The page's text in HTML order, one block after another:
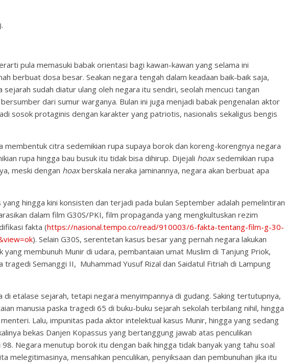
pula memasuki babak orientasi bagi kawan-kawan yang selama ini
berbuat dosa besar. Seakan negara tengah dalam keadaan baik-baik saja,
sejarah sudah diatur ulang oleh negara itu sendiri, seolah mencuci tangan
dari sumur warganya. Bulan ini juga menjadi babak pengenalan aktor
sosok protaginis dengan karakter yang patriotis, nasionalis sekaligus bengis
membentuk citra sedemikian rupa supaya borok dan koreng-korengnya negara
rupa hingga bau busuk itu tidak bisa dihirup. Dijejali hoaxsedemikian rupa
meski dengan hoaxberskala neraka jaminannya, negara akan berbuat apa
hingga kini konsisten dan terjadi pada bulan September adalah pemelintiran
dalam film G30S/PKI, film propaganda yang mengkultuskan rezim
fakta (https://nasional.tempo.co/read/910003/6-fakta-tentang-film-g-30-
). Selain G30S, serentetan kasus besar yang pernah negara lakukan
yang membunuh Munir di udara, pembantaian umat Muslim di Tanjung Priok,
tragedi Semanggi II, Muhammad Yusuf Rizal dan Saidatul Fitriah di Lampung
di etalase sejarah, tetapi negara menyimpannya di gudang. Saking tertutupnya,
manusia paska tragedi 65 di buku-buku sejarah sekolah terbilang nihil, hingga
Lalu, impunitas pada aktor intelektual kasus Munir, hingga yang sedang
bekas Danjen Kopassus yang bertanggung jawab atas penculikan
Negara menutup borok itu dengan baik hingga tidak banyak yang tahu soal
melegitimasinya, mensahkan penculikan, penyiksaan dan pembunuhan jika itu